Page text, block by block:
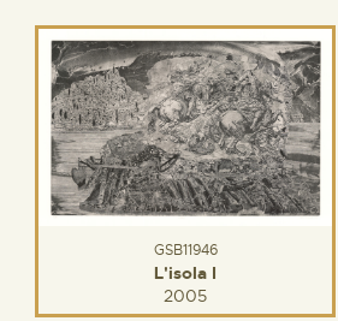
GSB11946
L'isola I
2005